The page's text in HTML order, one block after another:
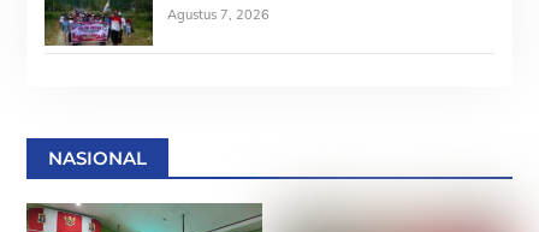
Agustus 7, 2026
NASIONAL